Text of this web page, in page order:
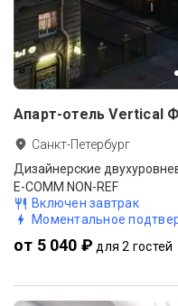
Апарт-отель Vertical
Санкт-Петербург
Дизайнерские
E-COMM NON-REF
Включен завтрак
Моментальное
от 5 040 ₽ для 2 гостей